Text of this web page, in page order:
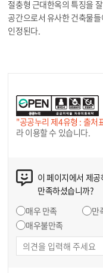
절충형 근대한옥의 특징을
공간으로서 유사한 건축물
인정된다.
"공공누리 제4유형 : 출처
라 이용할 수 있습니다.
이 페이지에서 제
만족하셨습니까?
매우 만족
만
매우불만족